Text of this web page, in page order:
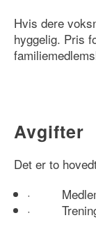
Hvis dere
hyggelig. Pris
Avgifter
Det er to
·
·